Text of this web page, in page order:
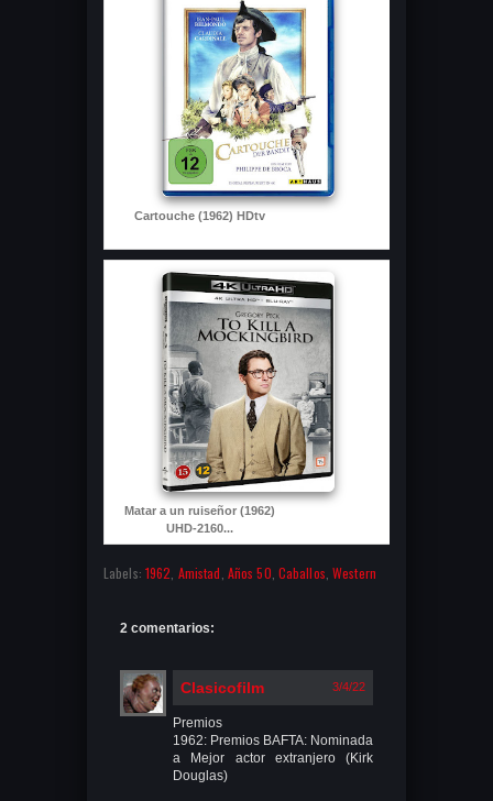
Cartouche (1962) HDtv
Matar a un ruiseñor (1962)
UHD-2160...
Labels: 1962 Amistad Años 50 Caballos ,Western
2 comentarios:
Clasicofilm 3/4/22
Premios
1962: Premios BAFTA: Nominada
a Mejor actor extranjero (Kirk
Douglas)